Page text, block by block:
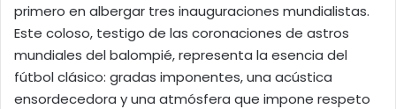
primero en albergar tres inauguraciones mundialistas.
Este coloso, testigo de las coronaciones de astros
mundiales del balompié, representa la esencia del
fútbol clásico: gradas imponentes, una acústica
ensordecedora y una atmósfera que impone respeto